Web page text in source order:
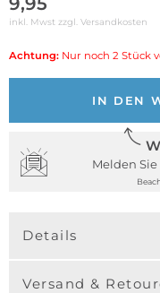
inkl. Mwst zzgl. Versandkosten
Achtung: Nur noch 2 Stück
IN DEN
Melden Sie
Details
Versand &